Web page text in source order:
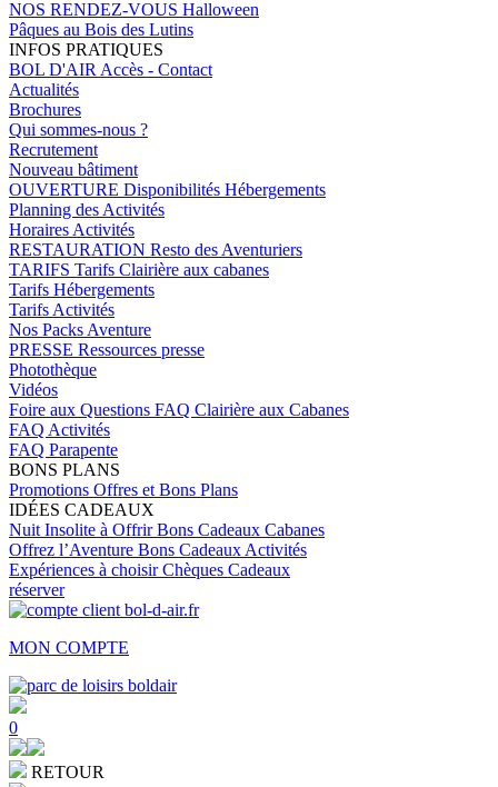
NOS RENDEZ-VOUS Halloween
Pâques au Bois des Lutins
INFOS PRATIQUES
BOL D'AIR Accès - Contact
Actualités
Brochures
Qui sommes-nous ?
Recrutement
Nouveau bâtiment
OUVERTURE Disponibilités Hébergements
Planning des Activités
Horaires Activités
RESTAURATION Resto des Aventuriers
TARIFS Tarifs Clairière aux cabanes
Tarifs Hébergements
Tarifs Activités
Nos Packs Aventure
PRESSE Ressources presse
Photothèque
Vidéos
Foire aux Questions FAQ Clairière aux Cabanes
FAQ Activités
FAQ Parapente
BONS PLANS
Promotions Offres et Bons Plans
IDÉES CADEAUX
Nuit Insolite à OffrirBons Cadeaux Cabanes
Offrez l’Aventure Bons Cadeaux Activités
Expériences à choisirChèques Cadeaux
réserver
MON COMPTE
0
RETOUR